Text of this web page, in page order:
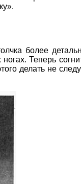
более
Теперь
делать не